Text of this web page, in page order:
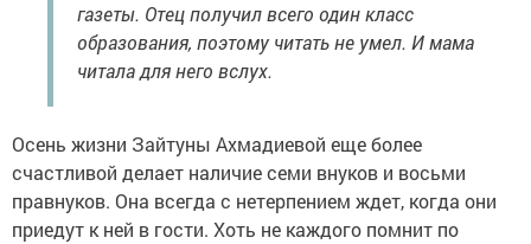
газеты. Отец получил всего один класс
образования, поэтому читать не умел. И мама
читала для него вслух.
Осень жизни Зайтуны Ахмадиевой еще более
счастливой делает наличие семи внуков и восьми
правнуков. Она всегда с нетерпением ждет, когда они
приедут к ней в гости. Хоть не каждого помнит по